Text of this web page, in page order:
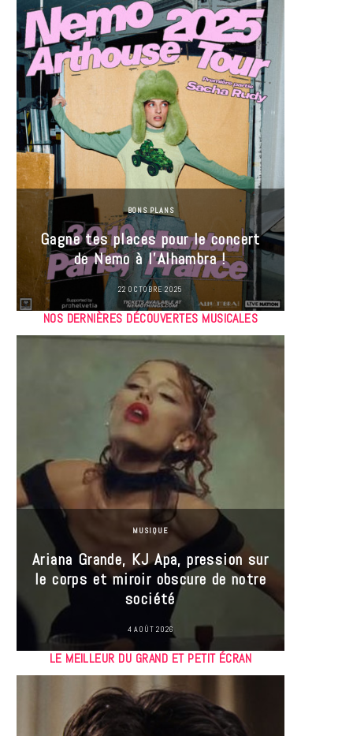
BONS PLANS
Gagne tes places pour le concert
de Nemo à l’Alhambra !
22 OCTOBRE 2025
NOS DERNIÈRES DÉCOUVERTES MUSICALES
MUSIQUE
Ariana Grande, KJ Apa, pression sur
le corps et miroir obscure de notre
société
4 AOÛT 2026
LE MEILLEUR DU GRAND ET PETIT ÉCRAN